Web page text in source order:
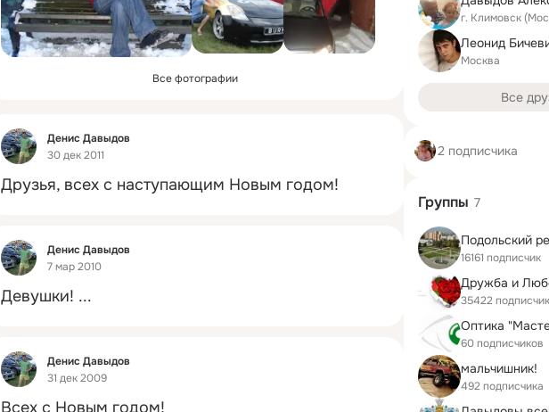
Все фотографии
Фид
Денис Давыдов
30 дек 2011
Друзья, всех с наступающим Новым годом!
Фид
Денис Давыдов
7 мар 2010
Девушки! ...
Фид
Денис Давыдов
31 дек 2009
Всех с Новым годом!
г. Климовск
Леонид
Москва
Все
2 подписчика
Группы 7
Подольский
16161 подписчик
Дружба и
35422
Оптика
60 подписчиков
мальчишник!
492 подписчика